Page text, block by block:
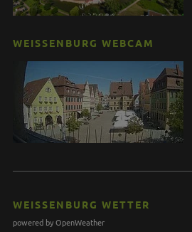
WEISSENBURG WEBCAM
WEISSENBURG WETTER
powered by OpenWeather